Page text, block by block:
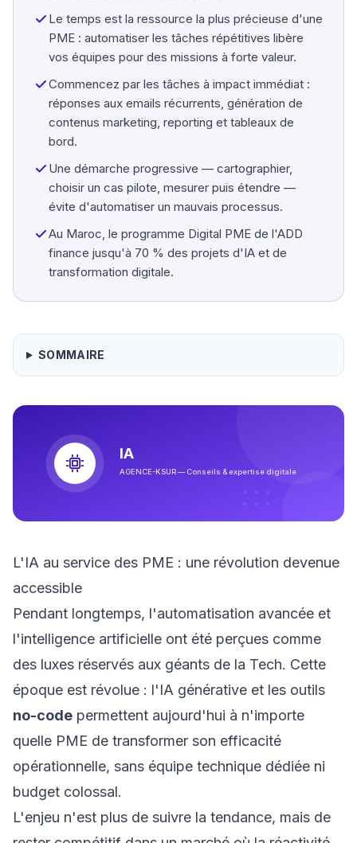
Le temps est la ressource la plus précieuse d'une
PME : automatiser les tâches répétitives libère
vos équipes pour des missions à forte valeur.
Commencez par les tâches à impact immédiat :
réponses aux emails récurrents, génération de
contenus marketing, reporting et tableaux de
bord.
Une démarche progressive — cartographier,
choisir un cas pilote, mesurer puis étendre —
évite d'automatiser un mauvais processus.
Au Maroc, le programme Digital PME de l'ADD
finance jusqu'à 70 % des projets d'IA et de
transformation digitale.
SOMMAIRE
IA
AGENCE-KSUR — Conseils & expertise digitale
L'IA au service des PME : une révolution devenue
accessible
Pendant longtemps, l'automatisation avancée et
l'intelligence artificielle ont été perçues comme
des luxes réservés aux géants de la Tech. Cette
époque est révolue : l'IA générative et les outils
no-code permettent aujourd'hui à n'importe
quelle PME de transformer son efficacité
opérationnelle, sans équipe technique dédiée ni
budget colossal.
L'enjeu n'est plus de suivre la tendance, mais de